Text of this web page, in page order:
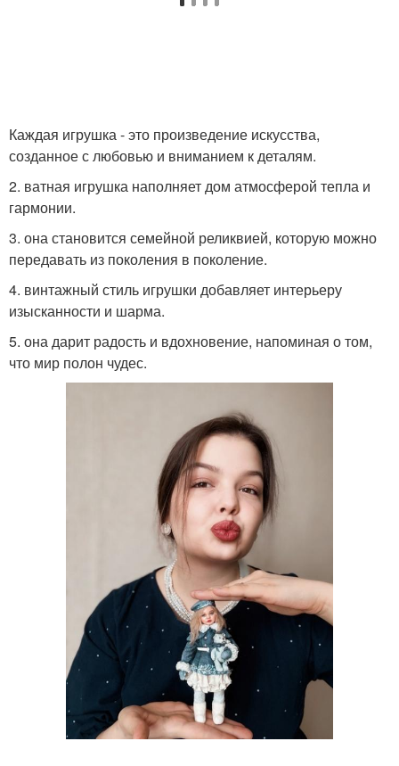
Каждая игрушка - это произведение искусства,
созданное с любовью и вниманием к деталям.
2. ватная игрушка наполняет дом атмосферой тепла и
гармонии.
3. она становится семейной реликвией, которую можно
передавать из поколения в поколение.
4. винтажный стиль игрушки добавляет интерьеру
изысканности и шарма.
5. она дарит радость и вдохновение, напоминая о том,
что мир полон чудес.